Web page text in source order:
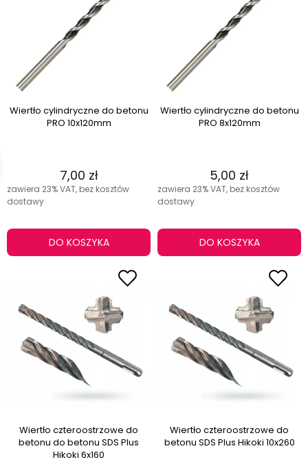
Wiertło cylindryczne do betonu
PRO 10x120mm
7,00 zł
zawiera 23% VAT, bez kosztów
dostawy
DO KOSZYKA
Wiertło cylindryczne do betonu
PRO 8x120mm
5,00 zł
zawiera 23% VAT, bez kosztów
dostawy
DO KOSZYKA
Wiertło czteroostrzowe do
betonu do betonu SDS Plus
Hikoki 6x160
Wiertło czteroostrzowe do
betonu SDS Plus Hikoki 10x260